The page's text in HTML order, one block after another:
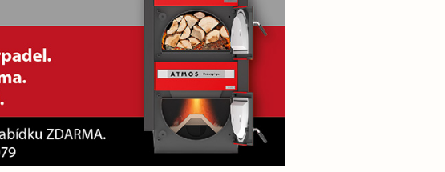
Přihlásit se
Přihlásit se přes Facebook
Ještě nemám účet, chci se
Registrovat